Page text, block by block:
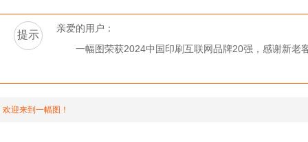
提示
亲爱的用户：
一幅图荣获2024中国印刷互联网品牌20强，感谢新老
欢迎来到一幅图！